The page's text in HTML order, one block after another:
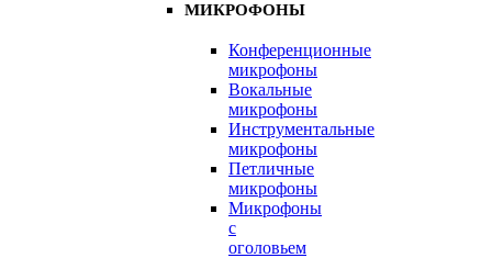
МИКРОФОНЫ
Конференционные
микрофоны
Вокальные
микрофоны
Инструментальные
микрофоны
Петличные
микрофоны
Микрофоны
с
оголовьем